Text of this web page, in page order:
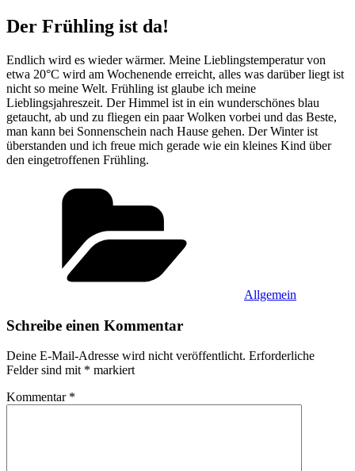
Der Frühling ist da!
Endlich wird es wieder wärmer. Meine Lieblingstemperatur von
etwa 20°C wird am Wochenende erreicht, alles was darüber liegt ist
nicht so meine Welt. Frühling ist glaube ich meine
Lieblingsjahreszeit. Der Himmel ist in ein wunderschönes blau
getaucht, ab und zu fliegen ein paar Wolken vorbei und das Beste,
man kann bei Sonnenschein nach Hause gehen. Der Winter ist
überstanden und ich freue mich gerade wie ein kleines Kind über
den eingetroffenen Frühling.
Allgemein
Schreibe einen Kommentar
Deine E-Mail-Adresse wird nicht veröffentlicht. Erforderliche
Felder sind mit * markiert
Kommentar *